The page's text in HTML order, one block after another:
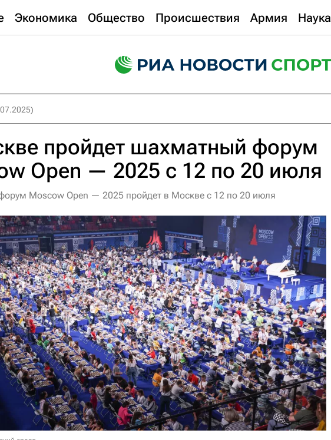
Экономика Общество Происшествия Армия Наука
пройдет шахматный форум
Open — 2025 с 12 по 20 июля
Moscow Open — 2025 пройдет в Москве с 12 по 20 июля